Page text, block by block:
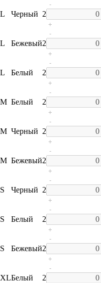
L Черный 2
-
+
L Бежевый2
-
+
L Белый 2
-
+
M Белый 2
-
+
M Черный 2
-
+
M Бежевый2
-
+
S Черный 2
-
+
S Белый 2
-
+
S Бежевый2
-
+
XLБелый 2
-